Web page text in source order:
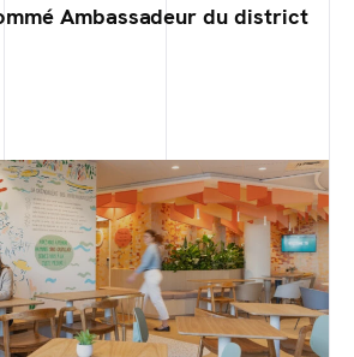
Ambassadeur du district